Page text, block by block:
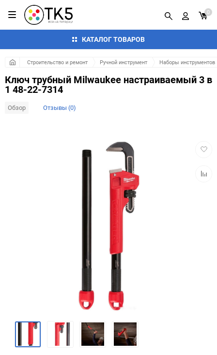
КАТАЛОГ ТОВАРОВ
0
Строительство и ремонт Ручной инструмент Наборы инструментов
Ключ трубный Milwaukee настраиваемый 3 в
1 48-22-7314
Обзор Отзывы (0)